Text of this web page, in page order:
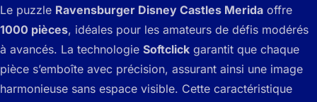
Le puzzle Ravensburger Disney Castles Merida offre
1000 pièces, idéales pour les amateurs de défis modérés
à avancés. La technologie Softclick garantit que chaque
pièce s’emboîte avec précision, assurant ainsi une image
harmonieuse sans espace visible. Cette caractéristique